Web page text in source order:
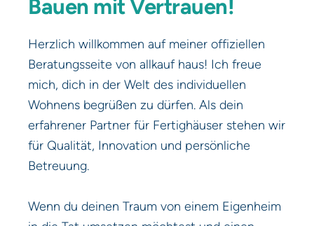
Bauen mit Vertrauen!
Herzlich willkommen auf meiner offiziellen
Beratungsseite von allkauf haus! Ich freue
mich, dich in der Welt des individuellen
Wohnens begrüßen zu dürfen. Als dein
erfahrener Partner für Fertighäuser stehen wir
für Qualität, Innovation und persönliche
Betreuung.
Wenn du deinen Traum von einem Eigenheim